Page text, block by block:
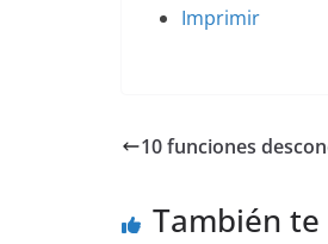
Imprimir
10 funciones
También